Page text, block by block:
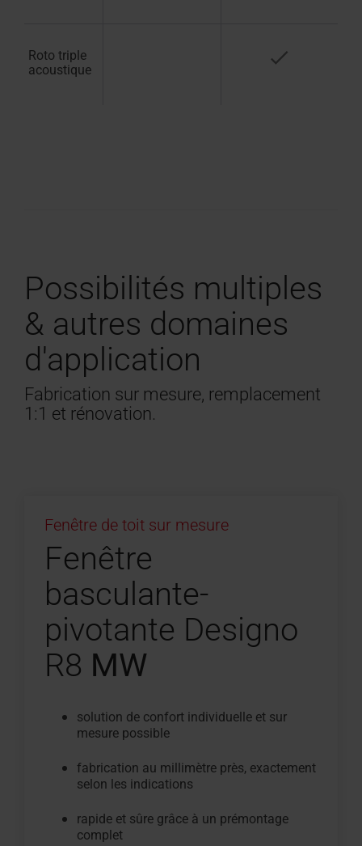
Roto triple
acoustique
Possibilités multiples
& autres domaines
d'application
Fabrication sur mesure, remplacement
1:1 et rénovation.
Fenêtre de toit sur mesure
Fenêtre
basculante-
pivotante Designo
R8 MW
solution de confort individuelle et sur
mesure possible
fabrication au millimètre près, exactement
selon les indications
rapide et sûre grâce à un prémontage
complet